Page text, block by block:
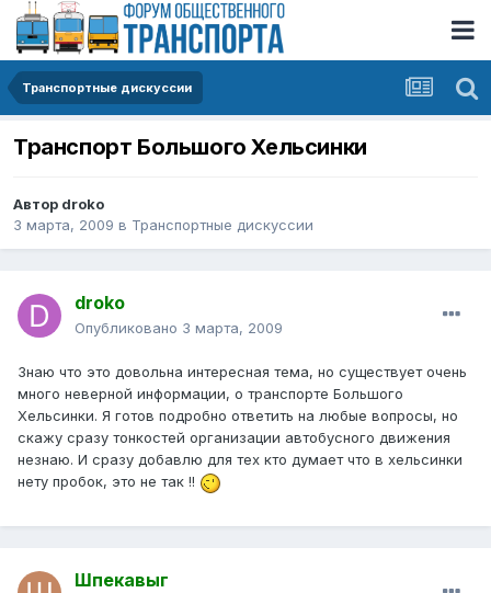
Транспортные дискуссии
Транспорт Большого Хельсинки
Автор droko
3 марта, 2009 в Транспортные дискуссии
droko
Опубликовано 3 марта, 2009
Знаю что это довольна интересная тема, но существует очень
много неверной информации, о транспорте Большого
Хельсинки. Я готов подробно ответить на любые вопросы, но
скажу сразу тонкостей организации автобусного движения
незнаю. И сразу добавлю для тех кто думает что в хельсинки
нету пробок, это не так !!
Шпекавыг